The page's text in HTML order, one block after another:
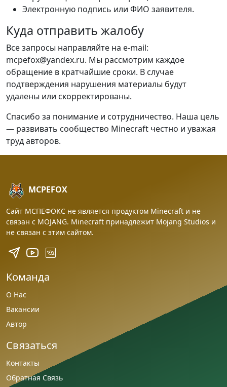
Электронную подпись или ФИО заявителя.
Куда отправить жалобу
Все запросы направляйте на e-mail:
mcpefox@yandex.ru. Мы рассмотрим каждое
обращение в кратчайшие сроки. В случае
подтверждения нарушения материалы будут
удалены или скорректированы.
Спасибо за понимание и сотрудничество. Наша цель
— развивать сообщество Minecraft честно и уважая
труд авторов.
MCPEFOX
Сайт МСПЕФОКС не является продуктом Minecraft и не
связан с MOJANG. Minecraft принадлежит Mojang Studios и
не связан с этим сайтом.
Команда
О Нас
Вакансии
Автор
Связаться
Контакты
Обратная Связь